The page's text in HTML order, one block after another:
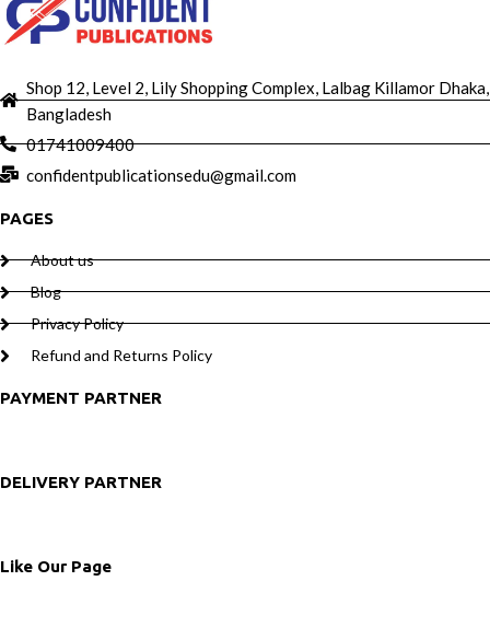
Shop 12, Level 2, Lily Shopping Complex, Lalbag Killamor Dhaka,
Bangladesh
01741009400
confidentpublicationsedu@gmail.com
PAGES
About us
Blog
Privacy Policy
Refund and Returns Policy
PAYMENT PARTNER
DELIVERY PARTNER
Like Our Page